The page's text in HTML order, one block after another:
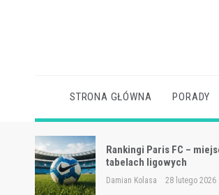
STRONA GŁÓWNA PORADY
Napoli – zawodnicy
Damian Kolasa 28 lutego 2026